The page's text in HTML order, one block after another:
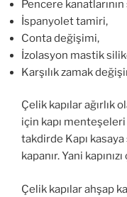
Pencere kanatlarının
İspanyolet tamiri,
Conta değişimi,
İzolasyon mastik
Karşılık zamak
Çelik kapılar ağırlık
için kapı menteşeleri
takdirde Kapı
kapanır. Yani
Çelik kapılar ahşap